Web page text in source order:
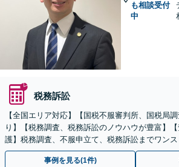
も相談受付
中
税務訴訟
【全国エリア対応】【国税不服審判所、国税局
り】【税務調査、税務訴訟のノウハウが豊富】
護】税務調査、不服申立て、税務訴訟までワン
事業承継にも対応【休日・夜間相談可】
事例を見る(1件)